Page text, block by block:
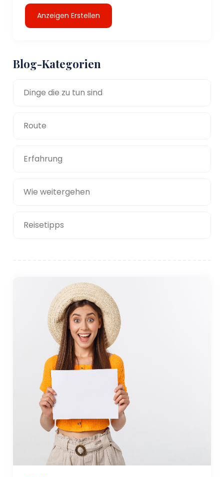
Anzeigen Erstellen
Blog-Kategorien
Dinge die zu tun sind
Route
Erfahrung
Wie weitergehen
Reisetipps